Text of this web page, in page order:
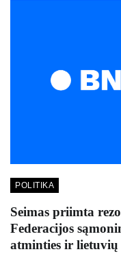
POLITIKA
Seimas priimta
Federacijos
atminties ir